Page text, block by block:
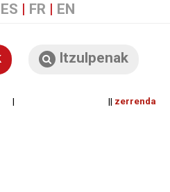
ES | FR | EN
Itzulpenak
| || zerrenda